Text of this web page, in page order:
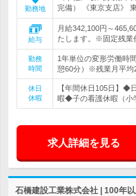
勤務地
完備） 《東京支店》
給与
月給342,100円～
たします。※固定残業
勤務
時間
1年単位の変形労働時
憩60分）※残業月平均
休日
休暇
【年間休日105日】◆
暇◆子の看護休暇（小
求人詳細を見る
石橋建設工業株式会社 | 100年